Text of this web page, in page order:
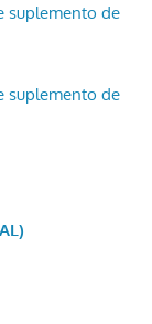
suplemento de
suplemento de